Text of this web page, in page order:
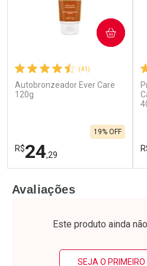
(41)
Autobronzeador Ever Care
120g
R$24,29
19% OFF
COMPRAR
Laboratório
Por Menos
Avaliações
Este produto ainda
SEJA O